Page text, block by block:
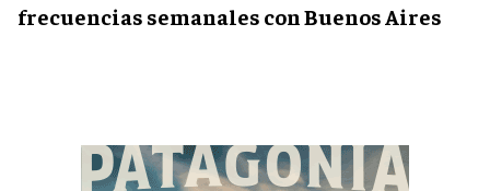
frecuencias semanales con Buenos Aires